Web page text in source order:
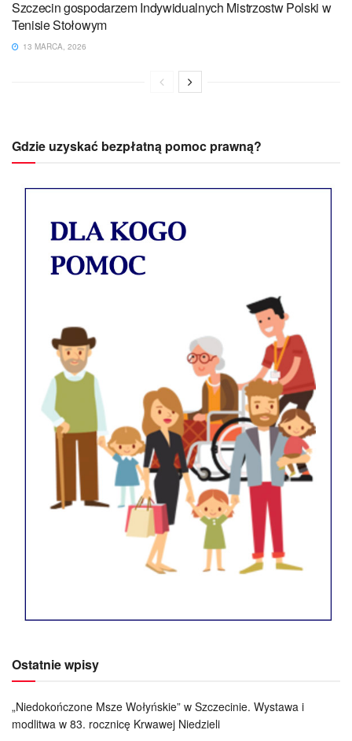
Szczecin gospodarzem Indywidualnych Mistrzostw Polski w
Tenisie Stołowym
13 MARCA, 2026
Gdzie uzyskać bezpłatną pomoc prawną?
Ostatnie wpisy
„Niedokończone Msze Wołyńskie” w Szczecinie. Wystawa i
modlitwa w 83. rocznicę Krwawej Niedzieli